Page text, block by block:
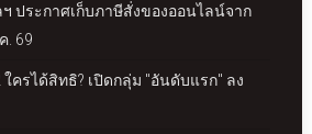
ประกาศเก็บภาษีสั่งของออนไลน์จาก
. 69
ครได้สิทธิ? เปิดกลุ่ม "อันดับแรก" ลง